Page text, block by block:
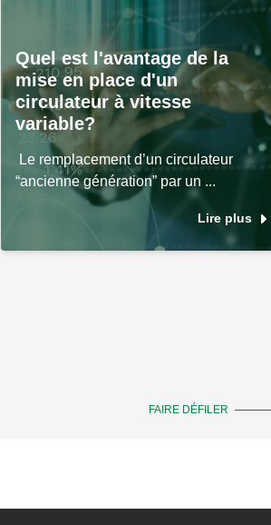
Quel est l'avantage de la
mise en place d'un
circulateur à vitesse
variable?
Le remplacement d’un circulateur
“ancienne génération” par un ...
Lire plus
FAIRE DÉFILER